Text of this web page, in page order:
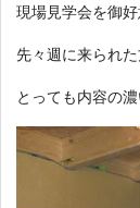
現場見学会を御
先々週に来られ
とっても内容の